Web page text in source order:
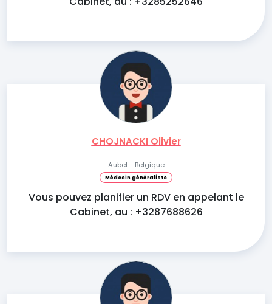
CHOJNACKI Olivier
Aubel - Belgique
Médecin généraliste
Vous pouvez planifier un RDV en appelant le
Cabinet, au : +3287688626